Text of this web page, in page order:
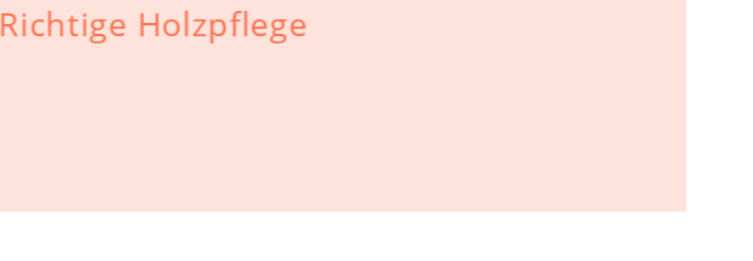
Richtige Holzpflege